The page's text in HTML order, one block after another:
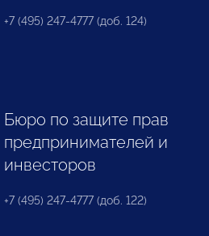
+7 (495) 247-4777 (доб. 124)
Бюро по защите прав
предпринимателей и
инвесторов
+7 (495) 247-4777 (доб. 122)